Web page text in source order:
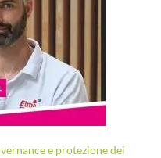
e protezione dei